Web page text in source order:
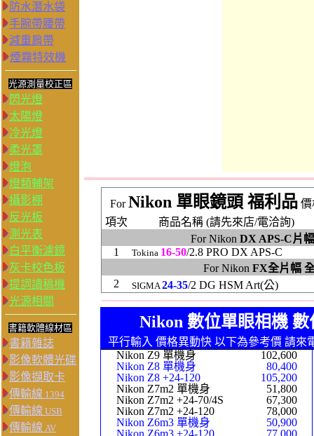
防水潛水袋
手腕帶腰帶
減重肩帶
煙霧特效機
光源測量校正區
閃光燈
太陽燈
冷光燈
柔光罩
燈泡
燈類輔架
攝影棚
反光板
測光表
白平衡濾鏡
灰卡校色板
提詞讀稿機
光源相關
書籍軟體線材區
書籍雜誌
影像軟體光碟
影像擷取卡
傳輸線 1394
傳輸線 USB
傳輸線 AV
ForNikon 單眼鏡頭 福利品價
項次
商品名稱 (請先來店/電洽詢)
For Nikon DX APS-C片
1
Tokina 16-50/2.8 PRO DX APS-C
For Nikon FX全片幅
2
SIGMA24-35/2 DG HSM Art(公)
Nikon 數位單眼相機
平行輸入 價格異動快 以下為參考價 請來
Nikon Z9 單機身
Nikon Z8 單機身
Nikon Z8 +24-120
Nikon Z7m2 單機身
Nikon Z7m2 +24-70/4S
Nikon Z7m2 +24-120
Nikon Z6m3 單機身
Nikon Z6m3 +24-120
102,600
80,400
105,200
51,800
67,300
78,000
50,900
77,000